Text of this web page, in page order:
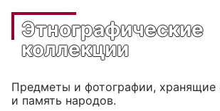
Этнографические
коллекции
Предметы и фотографии,
и память народов.